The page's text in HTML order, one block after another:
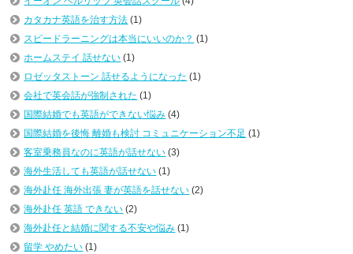
カタカナ英語を治す方法 (1)
スピードラーニングは本当にいいのか？ (1)
ホームステイ 話せない (1)
ロゼッタストーン 話せるようになった (1)
会社で英会話が強制された (1)
国際結婚でも英語ができない悩み (4)
国際結婚を後悔 離婚も検討 コミュニケーション不足 (1)
客室乗務員なのに英語が話せない (3)
海外生活しても英語が話せない (1)
海外赴任 海外出張 妻が英語を話せない (2)
海外赴任 英語 できない (2)
海外赴任と結婚に関する不安や悩み (1)
留学 やめたい (1)